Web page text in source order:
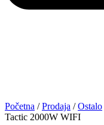
Početna /Prodaja /Ostalo
Tactic 2000W WIFI